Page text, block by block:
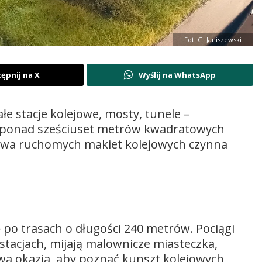
Fot. G. Janiszewski
na X Wyślij na WhatsApp
stacje kolejowe, mosty, tunele –
sześciuset metrów kwadratowych
ruchomych makiet kolejowych czynna
trasach o długości 240 metrów. Pociągi
mijają malownicze miasteczka,